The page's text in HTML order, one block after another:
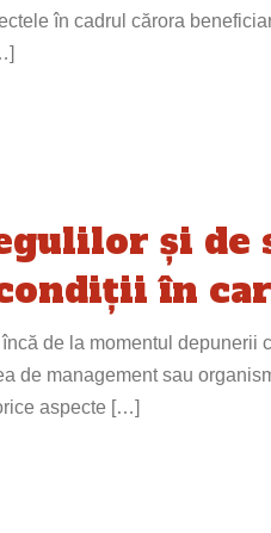
în cadrul cărora
și de
în
de la momentul depunerii
de management sau
aspecte […]